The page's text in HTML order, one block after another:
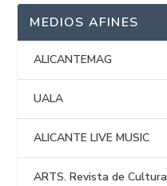
MEDIOS AFINES
ALICANTEMAG
UALA
ALICANTE LIVE MUSIC
ARTS. Revista de Cultura